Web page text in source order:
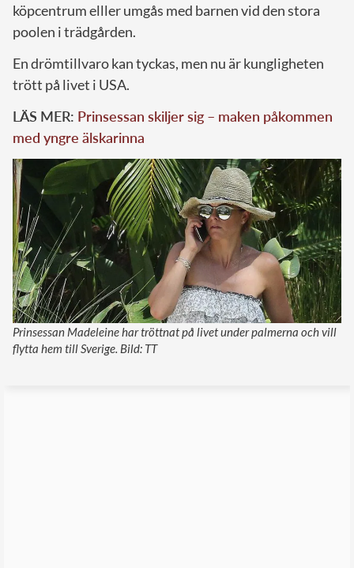
köpcentrum elller umgås med barnen vid den stora
poolen i trädgården.
En drömtillvaro kan tyckas, men nu är kungligheten
trött på livet i USA.
LÄS MER: Prinsessan skiljer sig – maken påkommen
med yngre älskarinna
Prinsessan Madeleine har tröttnat på livet under palmerna och vill
flytta hem till Sverige. Bild: TT